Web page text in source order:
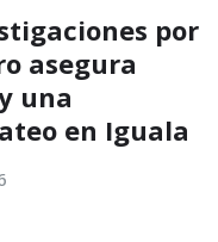
por
asegura
una
en Iguala